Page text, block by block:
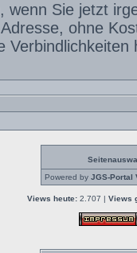
wenn Sie jetzt
ohne
Verbindlichkeiten
Powered by JGS-Portal
Views heute: 2.707 | Views